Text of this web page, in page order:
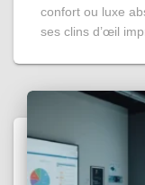
confort ou luxe
ses clins d’œil